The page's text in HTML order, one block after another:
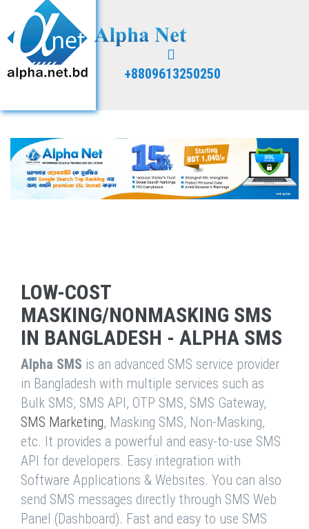
+8809613250250
LOW-COST
MASKING/NONMASKING SMS
IN BANGLADESH - ALPHA SMS
Alpha SMS is an advanced SMS service provider
in Bangladesh with multiple services such as
Bulk SMS, SMS API, OTP SMS, SMS Gateway,
SMS Marketing, Masking SMS, Non-Masking,
etc. It provides a powerful and easy-to-use SMS
API for developers. Easy integration with
Software Applications & Websites. You can also
send SMS messages directly through SMS Web
Panel (Dashboard). Fast and easy to use SMS